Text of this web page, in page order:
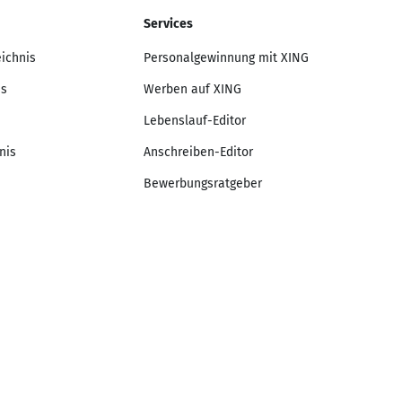
Services
Personalgewinnung mit XING
Werben auf XING
Lebenslauf-Editor
Anschreiben-Editor
Bewerbungsratgeber